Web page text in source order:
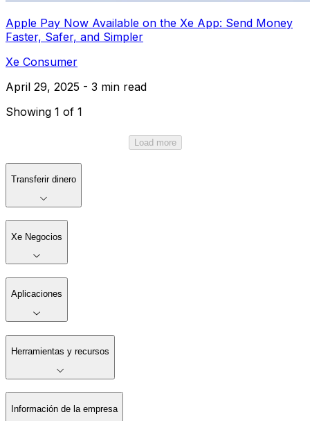
Apple Pay Now Available on the Xe App: Send Money
Faster, Safer, and Simpler
Xe Consumer
April 29, 2025 - 3 min read
Showing 1 of 1
Load more
Transferir dinero
Xe Negocios
Aplicaciones
Herramientas y recursos
Información de la empresa